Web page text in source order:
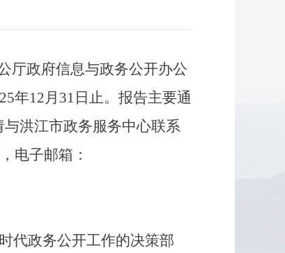
厅政府信息与政务公开办公
年12月 31 日止。报告主要通
洪江市政务服务中心联系
，电子邮箱：
代政务公开工作的决策部